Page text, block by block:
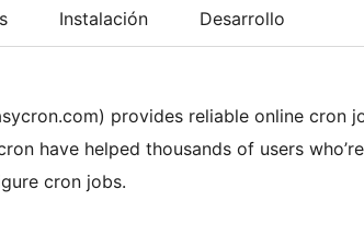
Instalación Desarrollo
provides reliable online cron
have helped thousands of users
cron jobs.